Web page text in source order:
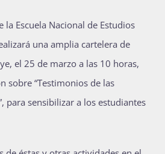
la Escuela Nacional de Estudios
una amplia cartelera de
el 25 de marzo a las 10 horas,
sobre “Testimonios de las
para sensibilizar a los estudiantes